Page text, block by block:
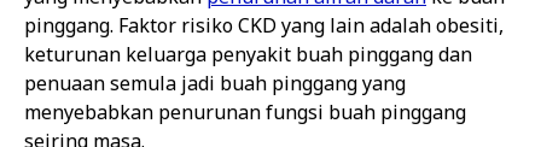
pinggang. Faktor risiko CKD yang lain adalah obesiti,
keturunan keluarga penyakit buah pinggang dan
penuaan semula jadi buah pinggang yang
menyebabkan penurunan fungsi buah pinggang
seiring masa.